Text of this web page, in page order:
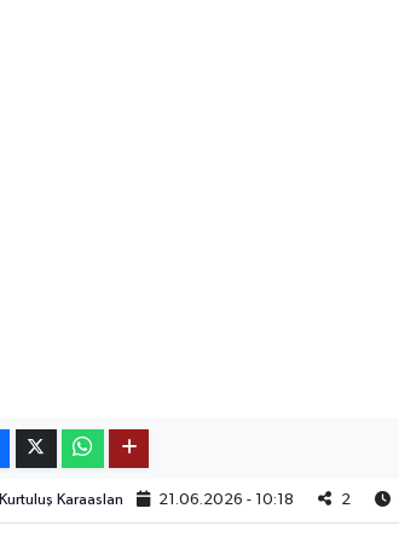
Kurtuluş Karaaslan 21.06.2026 - 10:18 2